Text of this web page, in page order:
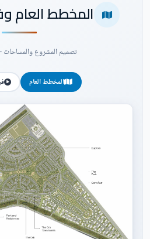
المخطط العام
تصميم المشروع والمساحات
المخطط العام